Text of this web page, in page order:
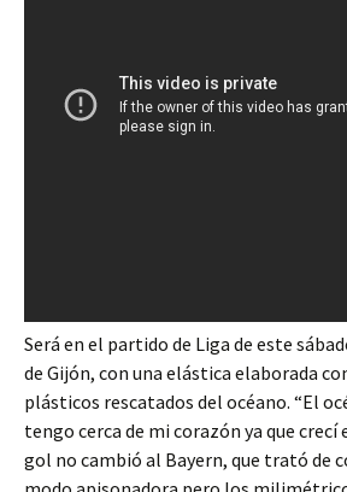
Será en el partido de Liga de este
de Gijón, con una elástica elaborada
plásticos rescatados del océano. “El
tengo cerca de mi corazón ya que crecí
gol no cambió al Bayern, que trató de